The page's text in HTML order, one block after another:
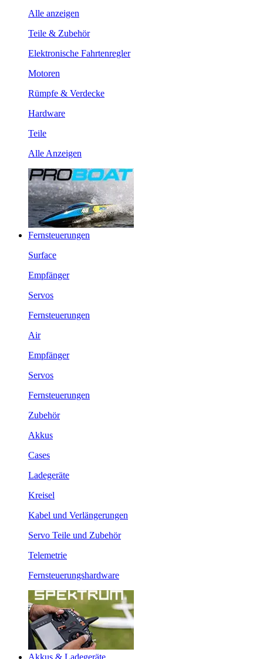
Alle anzeigen
Teile & Zubehör
Elektronische Fahrtenregler
Motoren
Rümpfe & Verdecke
Hardware
Teile
Alle Anzeigen
Fernsteuerungen
Surface
Empfänger
Servos
Fernsteuerungen
Air
Empfänger
Servos
Fernsteuerungen
Zubehör
Akkus
Cases
Ladegeräte
Kreisel
Kabel und Verlängerungen
Servo Teile und Zubehör
Telemetrie
Fernsteuerungshardware
Akkus & Ladegeräte